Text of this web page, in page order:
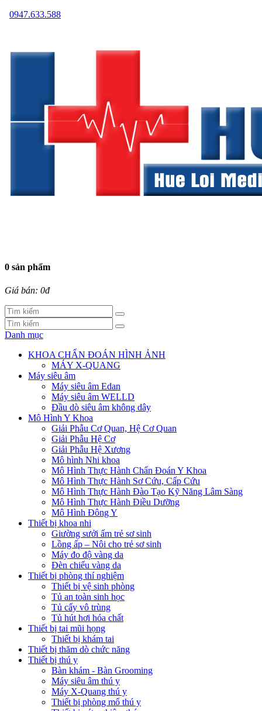
0947.633.588
0 sản phẩm
Giá bán: 0đ
Danh mục
KHOA CHẨN ĐOÁN HÌNH ẢNH
MÁY X-QUANG
Máy siêu âm
Máy siêu âm Edan
Máy siêu âm WELLD
Đầu dò siêu âm không dây
Mô Hình Y Khoa
Giải Phẫu Cơ Quan, Hệ Cơ Quan
Giải Phẫu Hệ Cơ
Giải Phẫu Hệ Xương
Mô hình Nhi khoa
Mô Hình Thực Hành Chẩn Đoán Y Khoa
Mô Hình Thực Hành Sơ Cứu, Cấp Cứu
Mô Hình Thực Hành Đào Tạo Kỹ Năng Lâm Sàng
Mô Hình Thực Hành Điều Dưỡng
Mô Hình Đông Y
Thiết bị khoa nhi
Giường sưởi ấm trẻ sơ sinh
Lồng ấp – Nôi cho trẻ sơ sinh
Máy đo độ vàng da
Đèn chiếu vàng da
Thiết bị phòng thí nghiệm
Thiết bị vệ sinh phòng
Tủ an toàn sinh học
Tủ cấy vô trùng
Tủ hút hơi hóa chất
Thiết bị tai mũi họng
Thiết bị khám tai
Thiết bị thăm dò chức năng
Thiết bị thú y
Bàn khám - Bàn Grooming
Máy siêu âm thú y
Máy X-Quang thú y
Thiết bị phòng mổ thú y